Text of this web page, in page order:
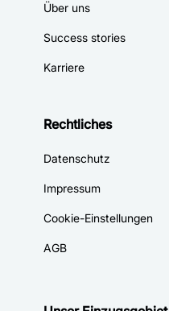
Über uns
Success stories
Karriere
Rechtliches
Datenschutz
Impressum
Cookie-Einstellungen
AGB